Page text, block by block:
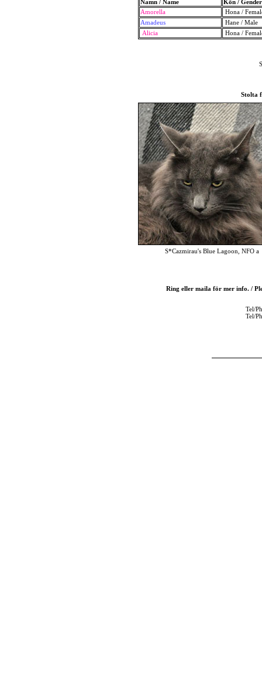
Namn / Name
Kön / Gender
Amorella
Hona /
Amadeus
Hane / Male
Alicia
Hona /
Stolta
S*Cazmirau's Blue Lagoon, NFO a
Ring eller maila för mer info. /
Tel/
Tel/